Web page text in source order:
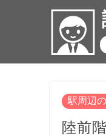
駅周辺
陸前